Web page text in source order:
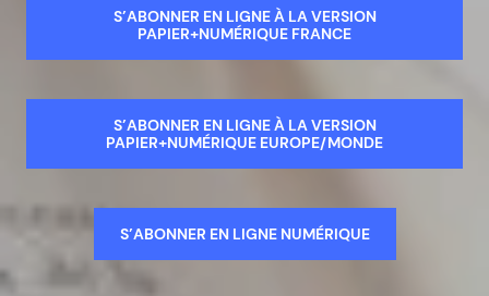
S’ABONNER EN LIGNE À LA VERSION
PAPIER+NUMÉRIQUE FRANCE
S’ABONNER EN LIGNE À LA VERSION
PAPIER+NUMÉRIQUE EUROPE/MONDE
S’ABONNER EN LIGNE NUMÉRIQUE